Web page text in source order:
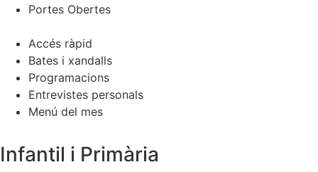
Portes Obertes
Accés ràpid
Bates i xandalls
Programacions
Entrevistes personals
Menú del mes
Infantil i Primària